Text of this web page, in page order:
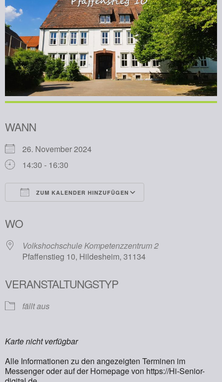
WANN
26. November 2024
14:30 - 16:30
ZUM KALENDER HINZUFÜGEN
WO
Volkshochschule Kompetenzzentrum 2
Pfaffenstieg 10, Hildesheim, 31134
VERANSTALTUNGSTYP
fällt aus
Karte nicht verfügbar
Alle Informationen zu den angezeigten Terminen im
Messenger oder auf der Homepage von https://Hi-Senior-